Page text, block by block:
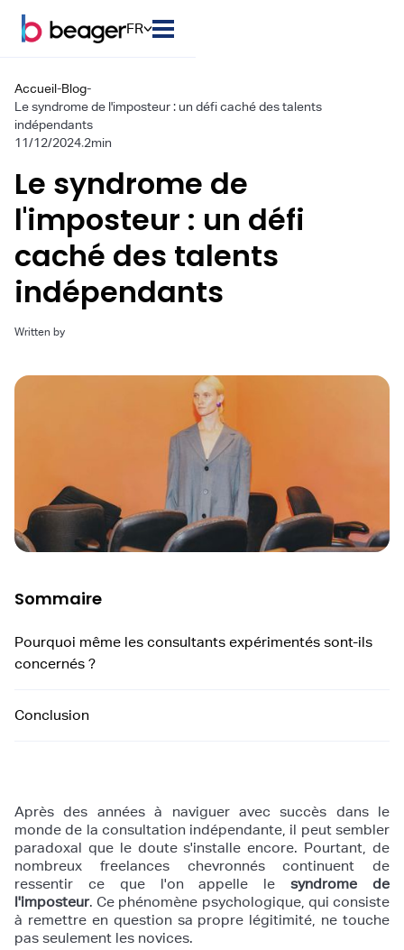
FR
Accueil-Blog-
Le syndrome de l'imposteur : un défi caché des talents
indépendants
11/12/2024.2min
Le syndrome de
l'imposteur : un défi
caché des talents
indépendants
Written by
Sommaire
Pourquoi même les consultants expérimentés sont-ils
concernés ?
Conclusion
Après des années à naviguer avec succès dans le
monde de la consultation indépendante, il peut sembler
paradoxal que le doute s'installe encore. Pourtant, de
nombreux freelances chevronnés continuent de
ressentir ce que l'on appelle lesyndrome de
l'imposteur. Ce phénomène psychologique, qui consiste
à remettre en question sa propre légitimité, ne touche
pas seulement les novices.